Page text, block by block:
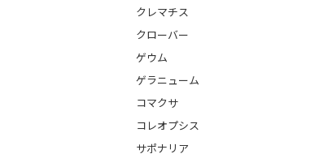
クレマチス
クローバー
ゲウム
ゲラニューム
コマクサ
コレオプシス
サポナリア